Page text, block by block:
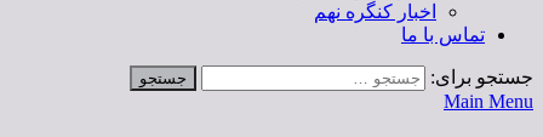
اخبار کنگره نهم
تماس با ما
جستجو برای:
Main Menu